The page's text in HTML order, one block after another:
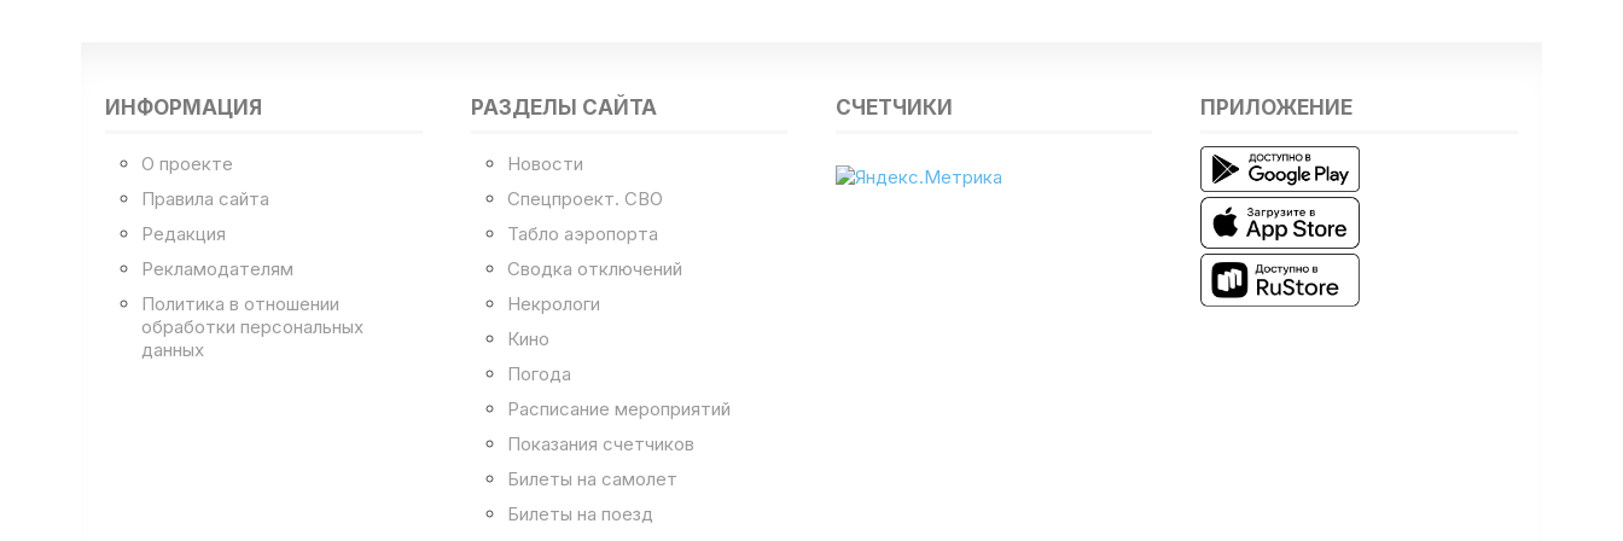
ИНФОРМАЦИЯ
О проекте
Правила сайта
Редакция
Рекламодателям
Политика в отношении
обработки персональных
данных
РАЗДЕЛЫ САЙТА
Новости
Спецпроект. СВО
Табло аэропорта
Сводка отключений
Некрологи
Кино
Погода
Расписание мероприятий
Показания счетчиков
Билеты на самолет
Билеты на поезд
СЧЕТЧИКИ ПРИЛОЖЕНИЕ